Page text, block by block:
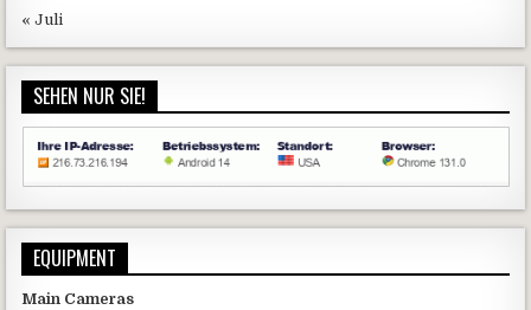
« Juli
SEHEN NUR SIE!
EQUIPMENT
Main Cameras